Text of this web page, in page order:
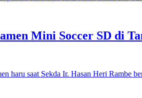
Mini Soccer SD di